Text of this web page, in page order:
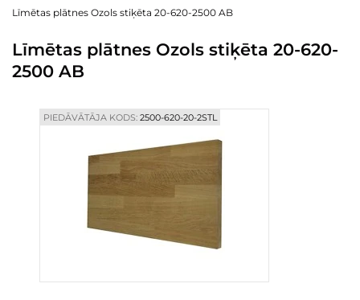
Par mums
Blogs
Kontaktinformācija
Līmētas plātnes Ozols stiķēta 20-620-2500 AB
Līmētas plātnes Ozols stiķēta 20-620-
2500 AB
PIEDĀVĀTĀJA KODS:2500-620-20-2STL